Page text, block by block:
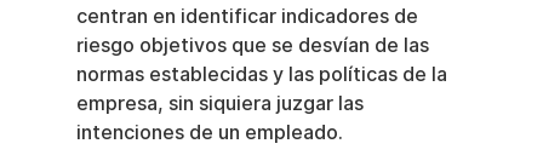
centran en identificar indicadores de
riesgo objetivos que se desvían de las
normas establecidas y las políticas de la
empresa, sin siquiera juzgar las
intenciones de un empleado.